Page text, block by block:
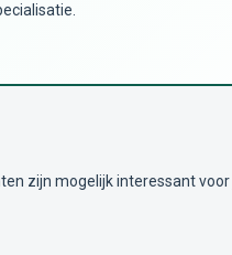
zijn mogelijk interessant